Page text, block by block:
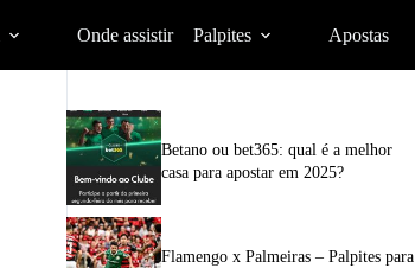
Onde assistir Palpites Apostas
Betano ou bet365: qual é a melhor
casa para apostar em 2025?
Flamengo x Palmeiras – Palpites para